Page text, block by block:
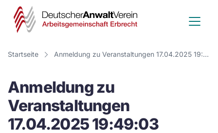
Deutscher
Anwalt
Verein
Startseite Anmeldung zu Veranstaltungen 17.04.2025 19:49:03
Anmeldung zu
Veranstaltungen
17.04.2025 19:49:03